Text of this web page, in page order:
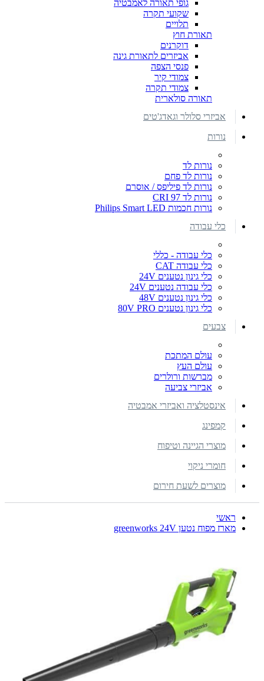
גופי תאורה לאמבטיה
שקועי תקרה
תלויים
תאורת חוץ
דוקרנים
אביזרים לתאורת גינה
פנסי הצפה
צמודי קיר
צמודי תקרה
תאורה סולארית
אביזרי סלולר וגאדג'טים
נורות
נורות לד
נורות לד פחם
נורות לד פיליפס / אוסרם
נורות לד CRI 97
נורות חכמות Philips Smart LED
כלי עבודה
כלי עבודה - כללי
כלי עבודה CAT
כלי גינון נטענים 24V
כלי עבודה נטענים 24V
כלי גינון נטענים 48V
כלי גינון נטענים 80V PRO
צבעים
עולם המתכת
עולם העץ
מברשות ורולרים
אביזרי צביעה
אינסטלציה ואביזרי אמבטיה
קמפינג
מוצרי הגיינה וטיפוח
חומרי ניקוי
מוצרים לשעת חירום
ראשי
מארז מפוח נטען greenworks 24V